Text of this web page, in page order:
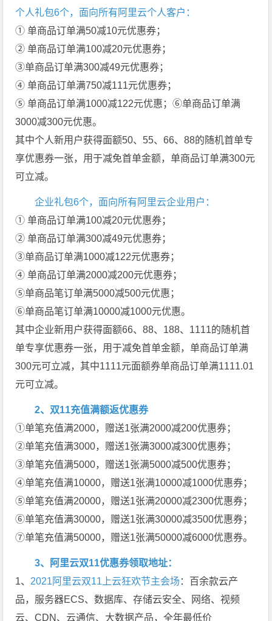
个人礼包6个，面向所有阿里云个人客户：
① 单商品订单满50减10元优惠券；
② 单商品订单满100减20元优惠券；
③单商品订单满300减49元优惠券；
④ 单商品订单满750减111元优惠券；
⑤ 单商品订单满1000减122元优惠；⑥单商品订单满
3000减300元优惠。
其中个人新用户获得面额50、55、66、88的随机首单专
享优惠券一张，用于减免首单金额，单商品订单满300元
可立减。
企业礼包6个，面向所有阿里云企业用户：
① 单商品订单满100减20元优惠券；
② 单商品订单满300减49元优惠券；
③单商品订单满1000减122元优惠券；
④ 单商品订单满2000减200元优惠券；
⑤单商品笔订单满5000减500元优惠；
⑥单商品笔订单满10000减1000元优惠。
其中企业新用户获得面额66、88、188、1111的随机首
单专享优惠券一张，用于减免首单金额，单商品订单满
300元可立减，其中1111元面额券单商品订单满1111.01
元可立减。
2、双11充值满额返优惠券
①单笔充值满2000，赠送1张满2000减200优惠券；
②单笔充值满3000，赠送1张满3000减300优惠券；
③单笔充值满5000，赠送1张满5000减500优惠券；
④单笔充值满10000，赠送1张满10000减1000优惠券；
⑤单笔充值满20000，赠送1张满20000减2300优惠券；
⑥单笔充值满30000，赠送1张满30000减3500优惠券；
⑦单笔充值满50000，赠送1张满50000减6000优惠券。
3、阿里云双11优惠券领取地址：
1、 2021阿里云双11上云狂欢节主会场 ：百余款云产
品，服务器ECS、数据库、存储云安全、网络、视频
云、CDN、云通信、大数据产品，全年最低价